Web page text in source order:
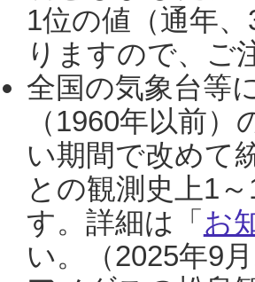
1位の値（通年
りますので、ご
全国の気象台等
（1960年以前
い期間で改めて
との観測史上1
す。詳細は「 お
い。（2025年9月